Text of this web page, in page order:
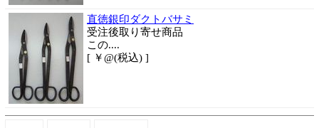
直徳銀印ダクトバサミ
受注後取り寄せ商品
この....
[ ￥@(税込) ]